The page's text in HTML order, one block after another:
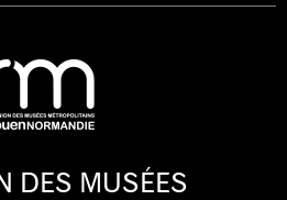
DES MUSÉES